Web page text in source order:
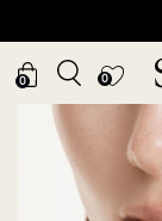
0
0